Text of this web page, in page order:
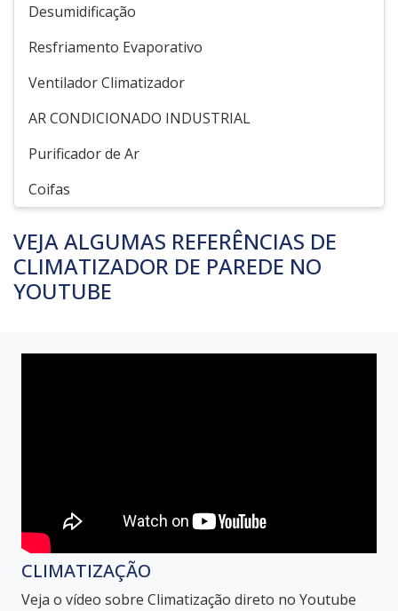
Desumidificação
Resfriamento Evaporativo
Ventilador Climatizador
AR CONDICIONADO INDUSTRIAL
Purificador de Ar
Coifas
VEJA ALGUMAS REFERÊNCIAS DE
CLIMATIZADOR DE PAREDE NO
YOUTUBE
CLIMATIZAÇÃO
Veja o vídeo sobre Climatização direto no Youtube